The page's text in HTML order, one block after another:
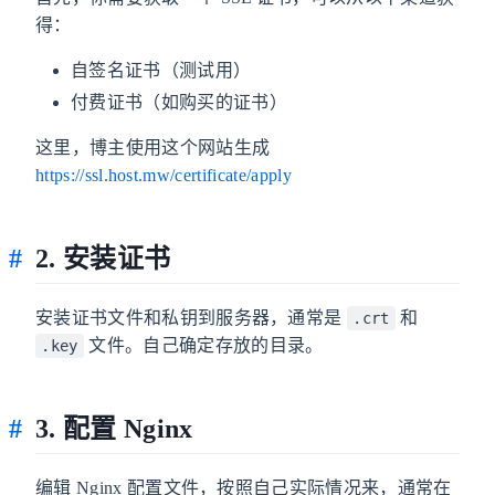
得：
自签名证书（测试用）
付费证书（如购买的证书）
这里，博主使用这个网站生成
https://ssl.host.mw/certificate/apply
2. 安装证书
安装证书文件和私钥到服务器，通常是 .crt 和
.key 文件。自己确定存放的目录。
3. 配置 Nginx
编辑 Nginx 配置文件，按照自己实际情况来，通常在